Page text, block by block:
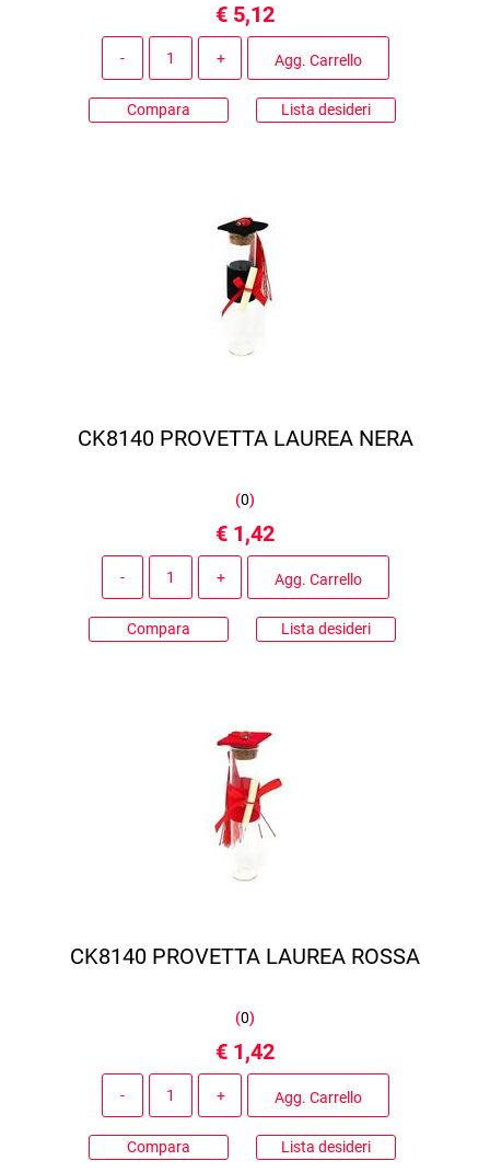
€ 5,12
Agg. Carrello
Compara Lista desideri
CK8140 PROVETTA LAUREA NERA
(0)
€ 1,42
Agg. Carrello
Compara Lista desideri
CK8140 PROVETTA LAUREA ROSSA
(0)
€ 1,42
Agg. Carrello
Compara Lista desideri